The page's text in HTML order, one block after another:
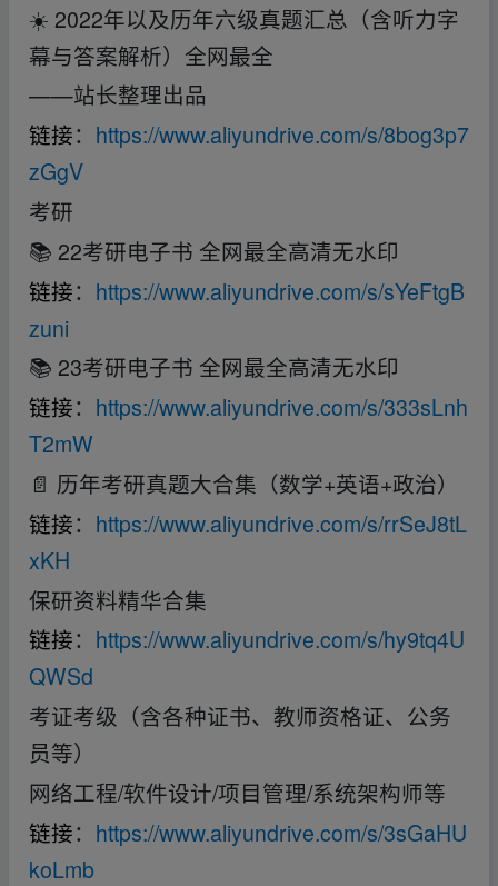
☀️ 2022年以及历年六级真题汇总（含听力字
幕与答案解析）全网最全
——站长整理出品
链接： https://www.aliyundrive.com/s/8bog3p7
zGgV
考研
📚 22考研电子书 全网最全高清无水印
链接： https://www.aliyundrive.com/s/sYeFtgB
zuni
📚 23考研电子书 全网最全高清无水印
链接： https://www.aliyundrive.com/s/333sLnh
T2mW
📄 历年考研真题大合集（数学+英语+政治）
链接： https://www.aliyundrive.com/s/rrSeJ8tL
xKH
保研资料精华合集
链接： https://www.aliyundrive.com/s/hy9tq4U
QWSd
考证考级（含各种证书、教师资格证、公务
员等）
网络工程/软件设计/项目管理/系统架构师等
链接： https://www.aliyundrive.com/s/3sGaHU
koLmb